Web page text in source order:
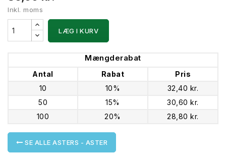
Inkl. moms
LÆG I KURV
Mængderabat
Antal Rabat
Pris
10
10%
32,40 kr.
50
15%
30,60 kr.
100
20% 28,80 kr.
SE ALLE ASTERS - ASTER